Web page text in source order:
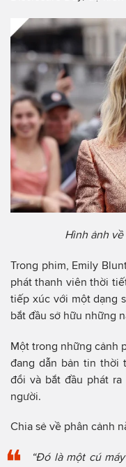
Hình ảnh
Trong phim, Emily
phát thanh viên thời
tiếp xúc với một dạng
bắt đầu sở hữu những
Một trong những cảnh
đang dẫn bản tin thời
đổi và bắt đầu phát
người.
Chia sẻ về phân cảnh
“Đó là một cú